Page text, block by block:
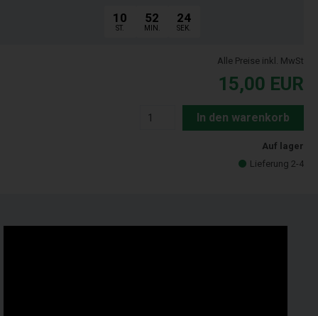
10
ST.
52
MIN.
23
SEK.
Alle Preise inkl. MwSt
15,00 EUR
In den warenkorb
Auf lager
Lieferung 2-4